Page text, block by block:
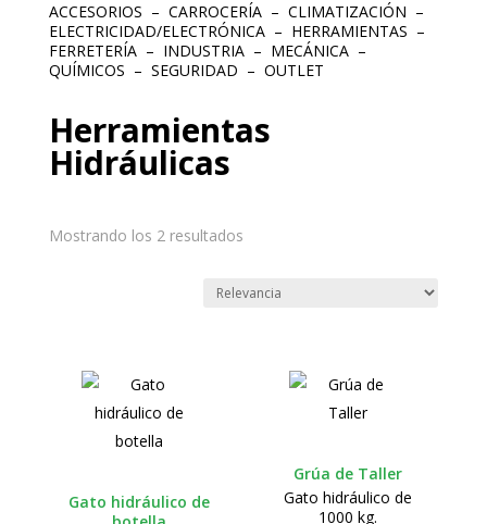
ACCESORIOS – CARROCERÍA– CLIMATIZACIÓN –
ELECTRICIDAD/ELECTRÓNICA– HERRAMIENTAS –
FERRETERÍA– INDUSTRIA – MECÁNICA–
QUÍMICOS – SEGURIDAD – OUTLET
Herramientas
Hidráulicas
Mostrando los 2 resultados
Gato hidráulico de
Grúa de Taller
Gato hidráulico de
1000 kg.